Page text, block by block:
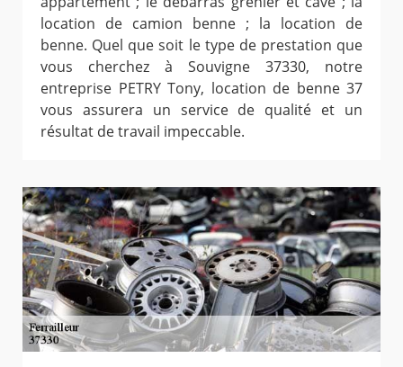
location de camion benne ; la location de
benne. Quel que soit le type de prestation que
vous cherchez à Souvigne 37330, notre
entreprise PETRY Tony, location de benne 37
vous assurera un service de qualité et un
résultat de travail impeccable.